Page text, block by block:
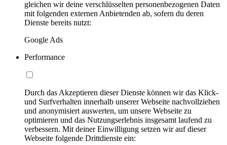
gleichen wir deine verschlüsselten personenbezogenen Daten
mit folgenden externen Anbietenden ab, sofern du deren
Dienste bereits nutzt:
Google Ads
Performance
Durch das Akzeptieren dieser Dienste können wir das Klick-
und Surfverhalten innerhalb unserer Webseite nachvollziehen
und anonymisiert auswerten, um unsere Webseite zu
optimieren und das Nutzungserlebnis insgesamt laufend zu
verbessern. Mit deiner Einwilligung setzen wir auf dieser
Webseite folgende Drittdienste ein: